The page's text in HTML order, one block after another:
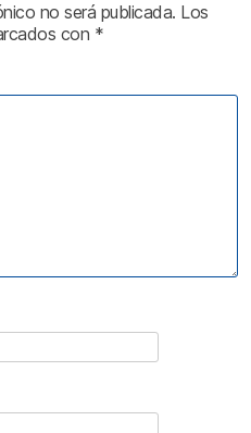
no será publicada. Los
con *